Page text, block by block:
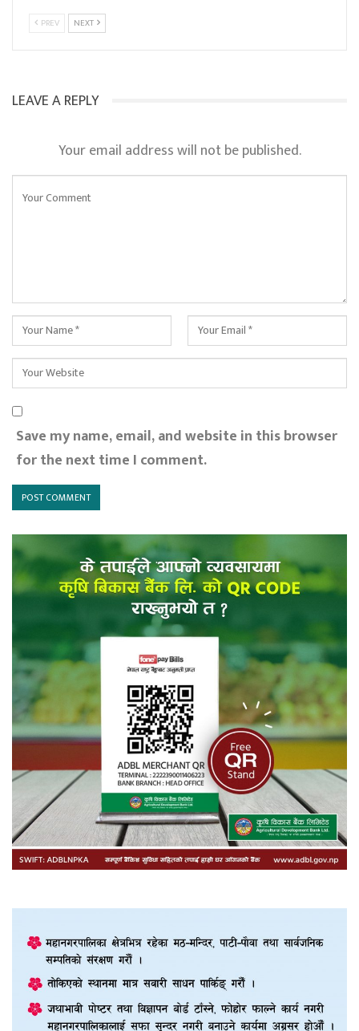
PREV NEXT
LEAVE A REPLY
Your email address will not be published.
Save my name, email, and website in this browser
for the next time I comment.